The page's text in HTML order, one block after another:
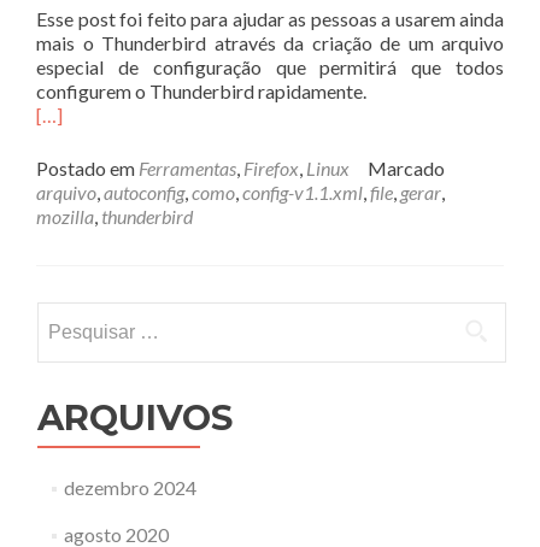
Esse post foi feito para ajudar as pessoas a usarem ainda
mais o Thunderbird através da criação de um arquivo
especial de configuração que permitirá que todos
configurem o Thunderbird rapidamente.
[…]
Postado em Ferramentas, Firefox, Linux
Marcado
arquivo,autoconfig,como,config-v1.1.xml,file, gerar,
mozilla, thunderbird
por:
ARQUIVOS
dezembro 2024
agosto 2020